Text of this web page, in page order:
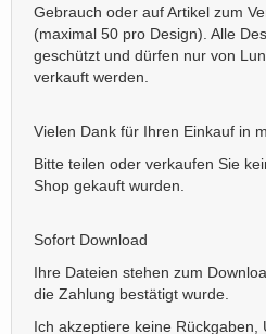
Gebrauch oder auf Artikel zum
(maximal 50 pro Design). Alle
geschützt und dürfen nur von
verkauft werden.
Vielen Dank für Ihren Einkauf in
Bitte teilen oder verkaufen Sie
Shop gekauft wurden.
Sofort Download
Ihre Dateien stehen zum
die Zahlung bestätigt wurde.
Ich akzeptiere keine Rückgaben,